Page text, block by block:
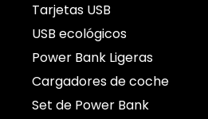
Tarjetas USB
USB ecológicos
Power Bank Ligeras
Cargadores de coche
Set de Power Bank